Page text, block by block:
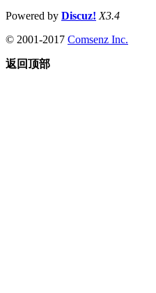
Powered by Discuz! X3.4
© 2001-2017 Comsenz Inc.
返回顶部